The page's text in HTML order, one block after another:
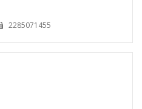
2285071455